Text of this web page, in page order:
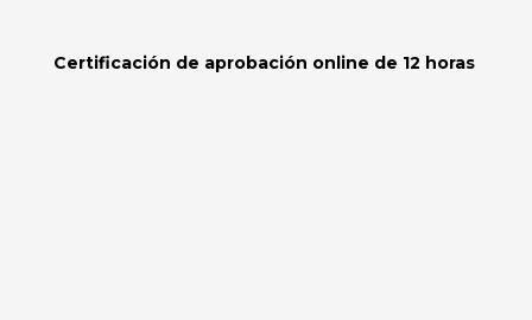
Certificación de aprobación online de 12 horas